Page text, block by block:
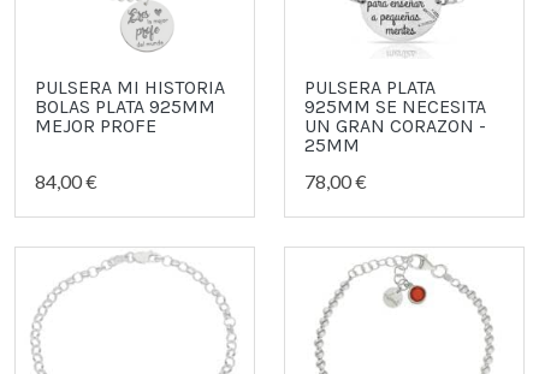
PULSERA MI HISTORIA
BOLAS PLATA 925MM
MEJOR PROFE
84,00 €
PULSERA PLATA
925MM SE NECESITA
UN GRAN CORAZON -
25MM
78,00 €